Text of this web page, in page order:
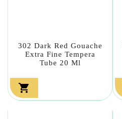
302 Dark Red Gouache
Extra Fine Tempera
Tube 20 Ml
